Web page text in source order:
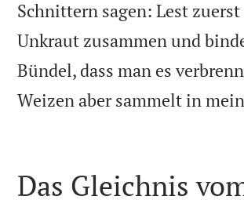
Schnittern sagen: Lest zuerst
Unkraut zusammen und
Bündel, dass man es
Weizen aber sammelt in
Das Gleichnis